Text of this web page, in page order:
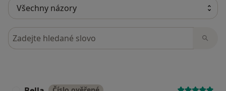
Hledejte v názorech